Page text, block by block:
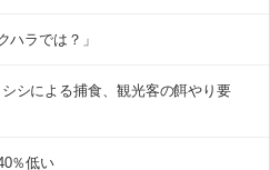
ハラでは？」
シによる捕食、観光客の餌やり要
％低い